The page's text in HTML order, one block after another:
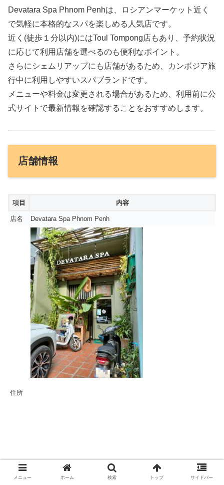
Devatara Spa Phnom Penhは、ロシアンマーケット近く
で気軽に本格的なスパを楽しめる人気店です。
近く(徒歩１分以内)にはToul Tompong店もあり、予約状況
に応じて利用店舗を選べるのも便利なポイント。
さらにシェムリアップにも店舗があるため、カンボジア旅
行中に利用しやすいスパブランドです。
メニューや料金は変更される場合があるため、利用前に公
式サイトで最新情報を確認することをおすすめします。
店舗情報
項目 内容
店名 Devatara Spa Phnom Penh
住所
メニュー ホーム 検索 トップ サイドバー